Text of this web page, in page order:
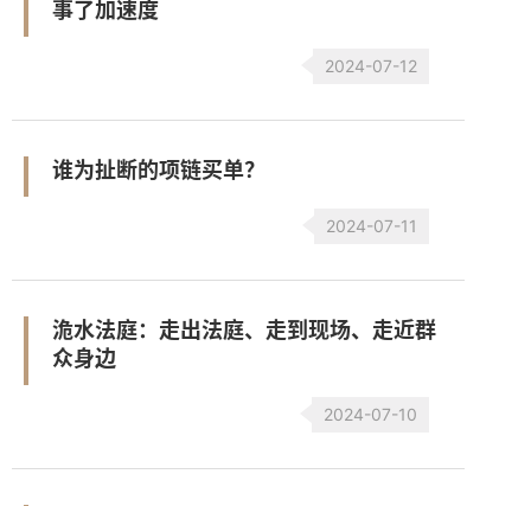
事了加速度
2024-07-12
谁为扯断的项链买单？
2024-07-11
洈水法庭：走出法庭、走到现场、走近群
众身边
2024-07-10